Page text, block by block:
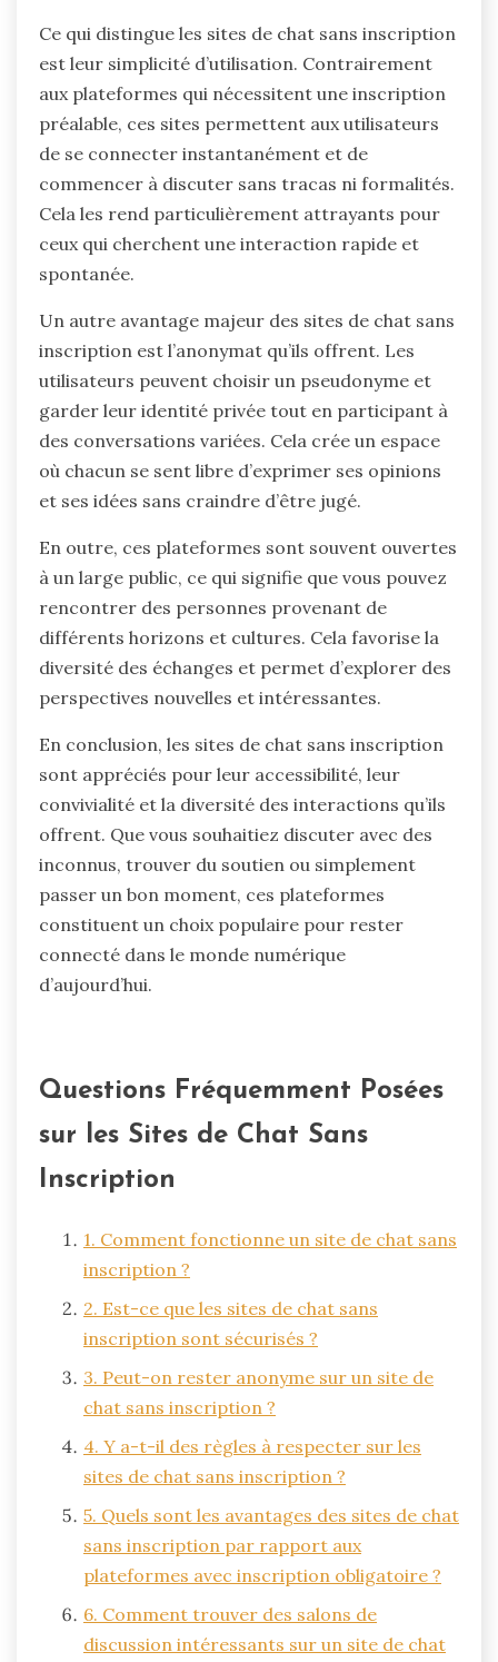
Ce qui distingue les sites de chat sans inscription
est leur simplicité d’utilisation. Contrairement
aux plateformes qui nécessitent une inscription
préalable, ces sites permettent aux utilisateurs
de se connecter instantanément et de
commencer à discuter sans tracas ni formalités.
Cela les rend particulièrement attrayants pour
ceux qui cherchent une interaction rapide et
spontanée.
Un autre avantage majeur des sites de chat sans
inscription est l’anonymat qu’ils offrent. Les
utilisateurs peuvent choisir un pseudonyme et
garder leur identité privée tout en participant à
des conversations variées. Cela crée un espace
où chacun se sent libre d’exprimer ses opinions
et ses idées sans craindre d’être jugé.
En outre, ces plateformes sont souvent ouvertes
à un large public, ce qui signifie que vous pouvez
rencontrer des personnes provenant de
différents horizons et cultures. Cela favorise la
diversité des échanges et permet d’explorer des
perspectives nouvelles et intéressantes.
En conclusion, les sites de chat sans inscription
sont appréciés pour leur accessibilité, leur
convivialité et la diversité des interactions qu’ils
offrent. Que vous souhaitiez discuter avec des
inconnus, trouver du soutien ou simplement
passer un bon moment, ces plateformes
constituent un choix populaire pour rester
connecté dans le monde numérique
d’aujourd’hui.
Questions Fréquemment Posées
sur les Sites de Chat Sans
Inscription
1. Comment fonctionne un site de chat sans
inscription ?
2. Est-ce que les sites de chat sans
inscription sont sécurisés ?
3. Peut-on rester anonyme sur un site de
chat sans inscription ?
4. Y a-t-il des règles à respecter sur les
sites de chat sans inscription ?
5. Quels sont les avantages des sites de chat
sans inscription par rapport aux
plateformes avec inscription obligatoire ?
6. Comment trouver des salons de
discussion intéressants sur un site de chat